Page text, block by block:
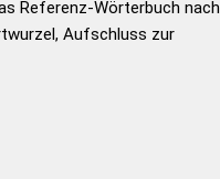
Referenz-Wörterbuch nach
Aufschluss zur